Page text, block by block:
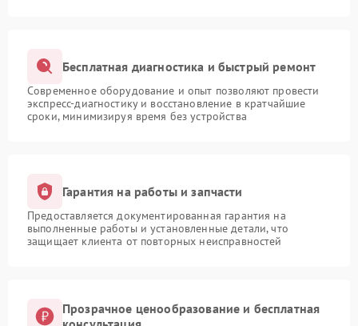
Бесплатная диагностика и быстрый ремонт
Современное оборудование и опыт позволяют провести
экспресс-диагностику и восстановление в кратчайшие
сроки, минимизируя время без устройства
Гарантия на работы и запчасти
Предоставляется документированная гарантия на
выполненные работы и установленные детали, что
защищает клиента от повторных неисправностей
Прозрачное ценообразование и бесплатная